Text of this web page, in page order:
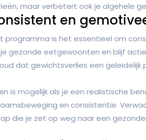
maar verbetert ook je algehele
en
programma is het essentieel om
gezonde eetgewoonten en blijf
dat gewichtsverlies een
is mogelijk als je een realistische
en consistentie.
die je zet op weg naar een